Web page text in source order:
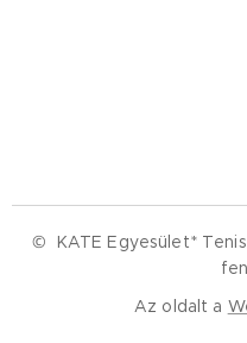
© KATE Egyesület*
Az oldalt a